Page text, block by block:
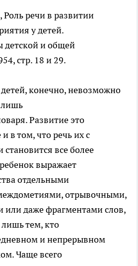
речи в развитии
у детей.
детской и общей
стр. 18 и 29.
конечно, невозможно
лишь
Развитие это
в том, что речь их с
все более
выражает
отдельными
отрывочными,
или даже фрагментами слов,
тем, кто
и непрерывном
Чаще всего